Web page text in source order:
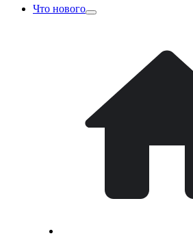
Что нового